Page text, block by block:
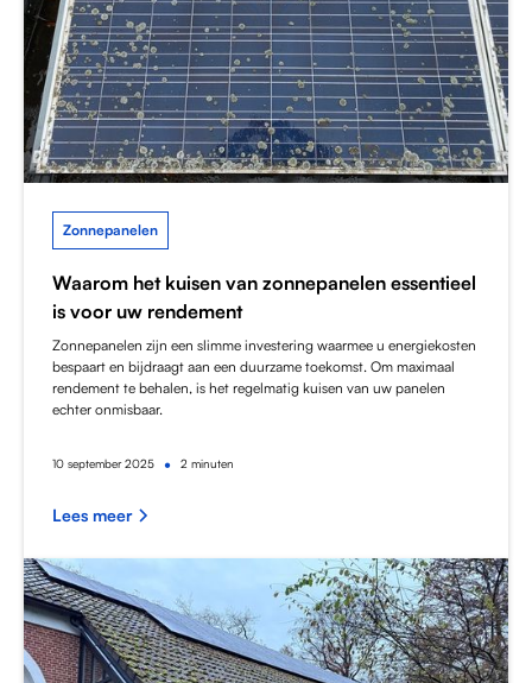
Zonnepanelen
Waarom het kuisen van zonnepanelen essentieel
is voor uw rendement
Zonnepanelen zijn een slimme investering waarmee u energiekosten
bespaart en bijdraagt aan een duurzame toekomst. Om maximaal
rendement te behalen, is het regelmatig kuisen van uw panelen
echter onmisbaar.
10 september 2025 • 2 minuten
Lees meer